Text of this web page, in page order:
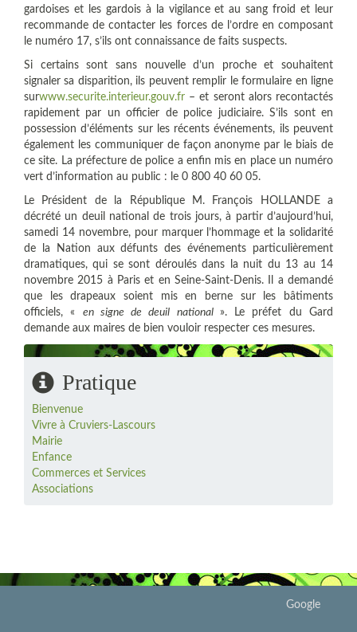
gardoises et les gardois à la vigilance et au sang froid et leur
recommande de contacter les forces de l’ordre en composant
le numéro 17, s’ils ont connaissance de faits suspects.
Si certains sont sans nouvelle d’un proche et souhaitent
signaler sa disparition, ils peuvent remplir le formulaire en ligne
surwww.securite.interieur.gouv.fr – et seront alors recontactés
rapidement par un officier de police judiciaire. S’ils sont en
possession d’éléments sur les récents événements, ils peuvent
également les communiquer de façon anonyme par le biais de
ce site. La préfecture de police a enfin mis en place un numéro
vert d’information au public : le 0 800 40 60 05.
Le Président de la République M. François HOLLANDE a
décrété un deuil national de trois jours, à partir d’aujourd’hui,
samedi 14 novembre, pour marquer l’hommage et la solidarité
de la Nation aux défunts des événements particulièrement
dramatiques, qui se sont déroulés dans la nuit du 13 au 14
novembre 2015 à Paris et en Seine-Saint-Denis. Il a demandé
que les drapeaux soient mis en berne sur les bâtiments
officiels, « en signe de deuil national ». Le préfet du Gard
demande aux maires de bien vouloir respecter ces mesures.
Pratique
Bienvenue
Vivre à Cruviers-Lascours
Mairie
Enfance
Commerces et Services
Associations
Google